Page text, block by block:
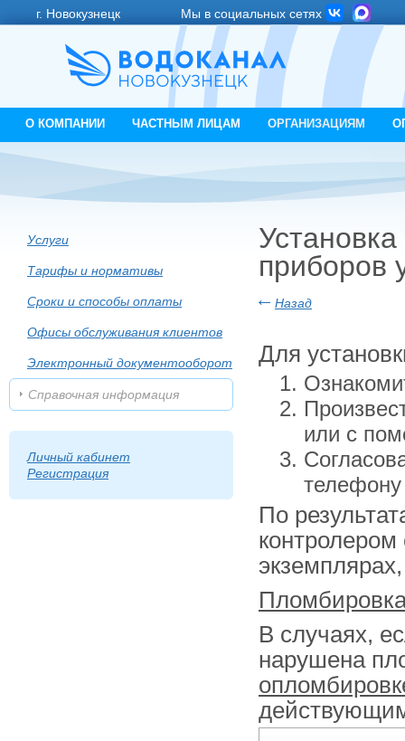
г. Новокузнецк Мы в социальных сетях
О КОМПАНИИ ЧАСТНЫМ ЛИЦАМ ОРГАНИЗАЦИЯМ
Услуги
Тарифы и нормативы
Cроки и способы оплаты
Офисы обслуживания клиентов
Электронный документооборот
Справочная информация
Личный кабинет
Регистрация
приборов
Назад
Для
или с
По
контролером
В случаях,
нарушена